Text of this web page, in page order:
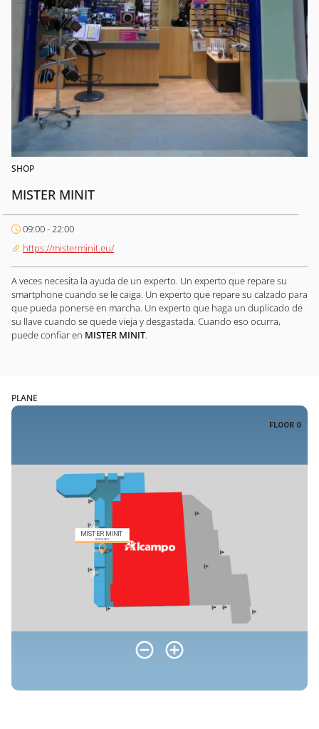
SHOP
MISTER MINIT
09:00 - 22:00
https://misterminit.eu/
A veces necesita la ayuda de un experto. Un experto que repare su
smartphone cuando se le caiga. Un experto que repare su calzado para
que pueda ponerse en marcha. Un experto que haga un duplicado de
su llave cuando se quede vieja y desgastada. Cuando eso ocurra,
puede confiar en MISTER MINIT.
PLANE